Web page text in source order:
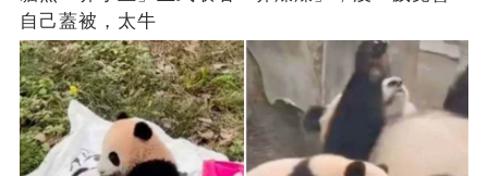
自己蓋被，太牛